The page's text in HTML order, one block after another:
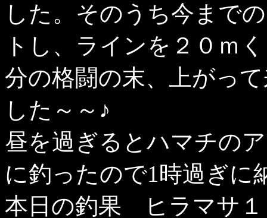
した。そのうち今まで
トし、ラインを２０ｍ
分の格闘の末、上がっ
した～～♪
昼を過ぎるとハマチの
に釣ったので1時過ぎに
本日の釣果 ヒラマサ